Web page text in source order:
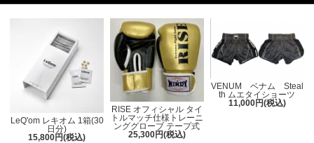
LeQ'om レキオム 1箱(30
日分)
15,800円(税込)
RISE オフィシャル タイ
トルマッチ仕様トレーニ
ンググローブ テープ式
25,300円(税込)
VENUM ベナム Steal
th ムエタイショーツ
11,000円(税込)